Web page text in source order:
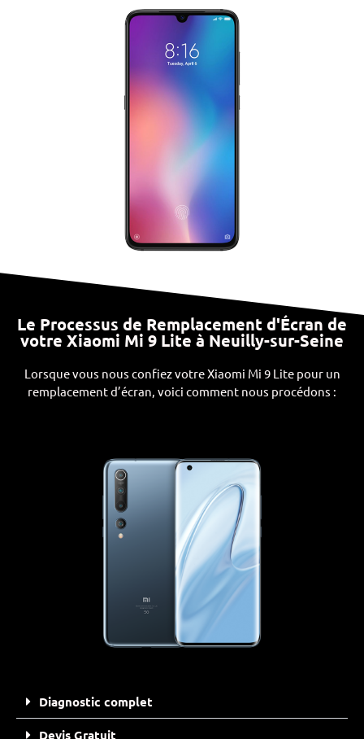
Le Processus de Remplacement d'Écran de
votre Xiaomi Mi 9 Lite à Neuilly-sur-Seine
Lorsque vous nous confiez votre Xiaomi Mi 9 Lite pour un
remplacement d’écran, voici comment nous procédons :
Diagnostic complet
Devis Gratuit